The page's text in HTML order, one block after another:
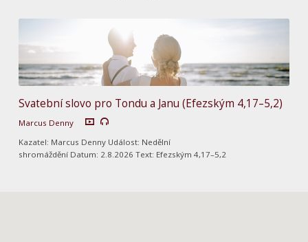
Svatební slovo pro Tondu a Janu (Efezským 4,17–5,2)
Marcus Denny
Kazatel: Marcus Denny Událost: Nedělní
shromáždění Datum: 2.8.2026 Text: Efezským 4,17–5,2